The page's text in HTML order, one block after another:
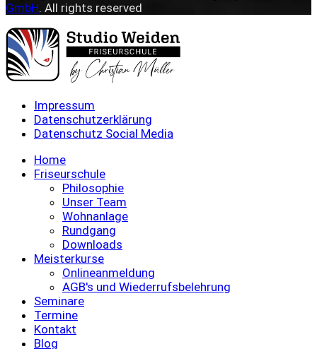
GmbH. All rights reserved
Impressum
Datenschutzerklärung
Datenschutz Social Media
Home
Friseurschule
Philosophie
Unser Team
Wohnanlage
Rundgang
Downloads
Meisterkurse
Onlineanmeldung
AGB's und Wiederrufsbelehrung
Seminare
Termine
Kontakt
Blog